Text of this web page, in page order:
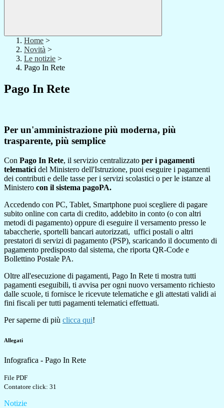
Home >
Novità >
Le notizie >
Pago In Rete
Pago In Rete
Per un'amministrazione più moderna, più
trasparente, più semplice
Con Pago In Rete, il servizio centralizzato per i pagamenti
telematici del Ministero dell'Istruzione, puoi eseguire i pagamenti
dei contributi e delle tasse per i servizi scolastici o per le istanze al
Ministero con il sistema pagoPA.
Accedendo con PC, Tablet, Smartphone puoi scegliere di pagare
subito online con carta di credito, addebito in conto (o con altri
metodi di pagamento) oppure di eseguire il versamento presso le
tabaccherie, sportelli bancari autorizzati, uffici postali o altri
prestatori di servizi di pagamento (PSP), scaricando il documento di
pagamento predisposto dal sistema, che riporta QR-Code e
Bollettino Postale PA.
Oltre all'esecuzione di pagamenti, Pago In Rete ti mostra tutti
pagamenti eseguibili, ti avvisa per ogni nuovo versamento richiesto
dalle scuole, ti fornisce le ricevute telematiche e gli attestati validi ai
fini fiscali per tutti pagamenti telematici effettuati.
Per saperne di più clicca qui!
Allegati
Infografica - Pago In Rete
File PDF
Contatore click: 31
Notizie